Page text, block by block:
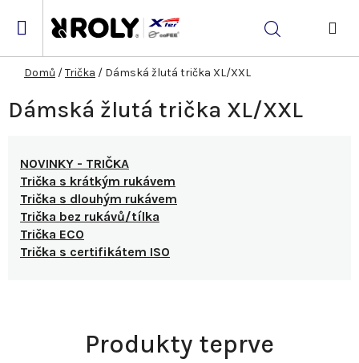
Hledat
Domů /Trička / Dámská žlutá trička XL/XXL
Dámská žlutá trička XL/XXL
NOVINKY - TRIČKA
Trička s krátkým rukávem
Trička s dlouhým rukávem
Trička bez rukávů/tílka
Trička ECO
Trička s certifikátem ISO
Produkty teprve